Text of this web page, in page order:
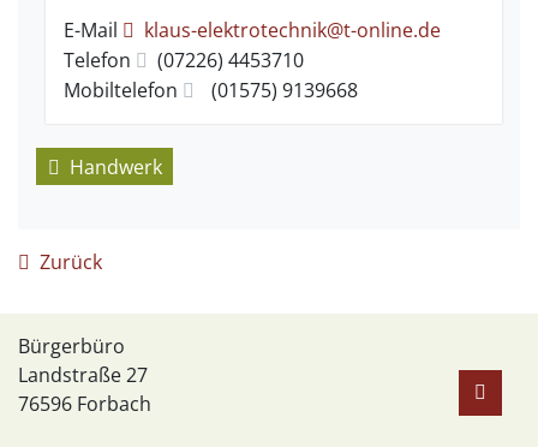
E-Mail
klaus-elektrotechnik@t-online.de
Telefon
(07226) 4453710
Mobiltelefon
(01575) 9139668
Handwerk
Zurück
Bürgerbüro
Landstraße 27
76596 Forbach